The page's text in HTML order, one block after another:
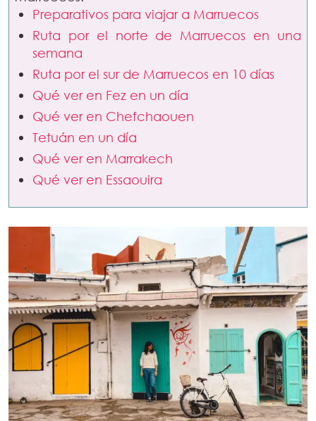
Preparativos para viajar a Marruecos
Ruta por el norte de Marruecos en una
semana
Ruta por el sur de Marruecos en 10 días
Qué ver en Fez en un día
Qué ver en Chefchaouen
Tetuán en un día
Qué ver en Marrakech
Qué ver en Essaouira